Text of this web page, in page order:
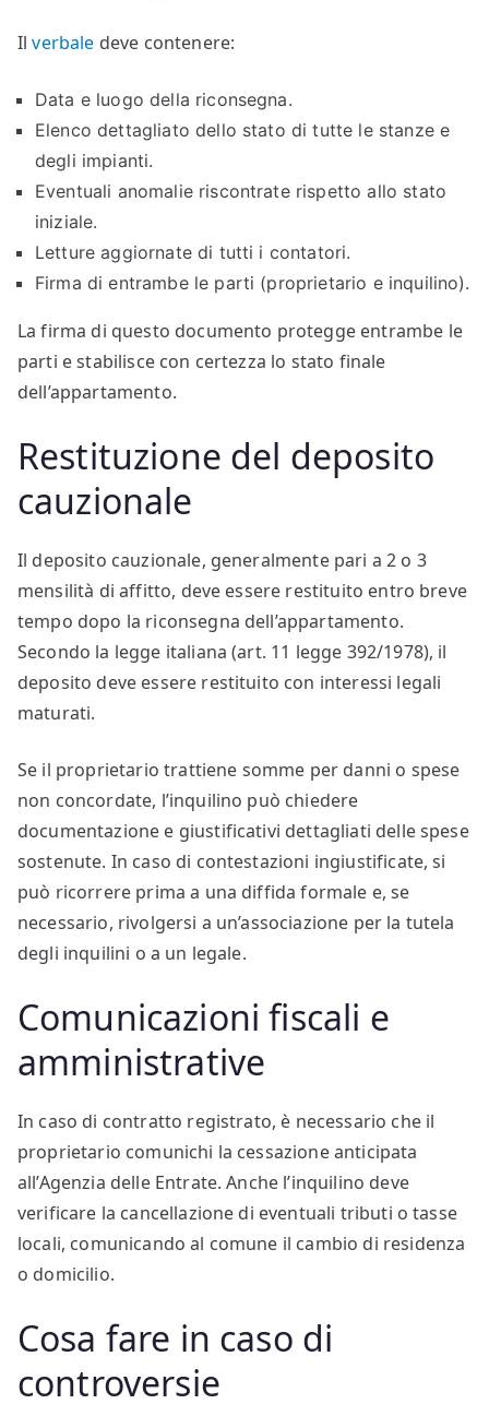
Ilverbale deve contenere:
Data e luogo della riconsegna.
Elenco dettagliato dello stato di tutte le stanze e
degli impianti.
Eventuali anomalie riscontrate rispetto allo stato
iniziale.
Letture aggiornate di tutti i contatori.
Firma di entrambe le parti (proprietario e inquilino).
La firma di questo documento protegge entrambe le
parti e stabilisce con certezza lo stato finale
dell’appartamento.
Restituzione del deposito
cauzionale
Il deposito cauzionale, generalmente pari a 2 o 3
mensilità di affitto, deve essere restituito entro breve
tempo dopo la riconsegna dell’appartamento.
Secondo la legge italiana (art. 11 legge 392/1978), il
deposito deve essere restituito con interessi legali
maturati.
Se il proprietario trattiene somme per danni o spese
non concordate, l’inquilino può chiedere
documentazione e giustificativi dettagliati delle spese
sostenute. In caso di contestazioni ingiustificate, si
può ricorrere prima a una diffida formale e, se
necessario, rivolgersi a un’associazione per la tutela
degli inquilini o a un legale.
Comunicazioni fiscali e
amministrative
In caso di contratto registrato, è necessario che il
proprietario comunichi la cessazione anticipata
all’Agenzia delle Entrate. Anche l’inquilino deve
verificare la cancellazione di eventuali tributi o tasse
locali, comunicando al comune il cambio di residenza
o domicilio.
Cosa fare in caso di
controversie